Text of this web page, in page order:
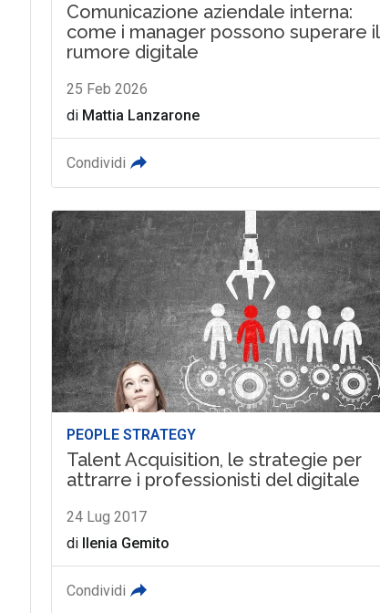
Comunicazione aziendale interna:
come i manager possono superare il
rumore digitale
25 Feb 2026
di Mattia Lanzarone
Condividi
PEOPLE STRATEGY
Talent Acquisition, le strategie per
attrarre i professionisti del digitale
24 Lug 2017
di
Ilenia Gemito
Condividi